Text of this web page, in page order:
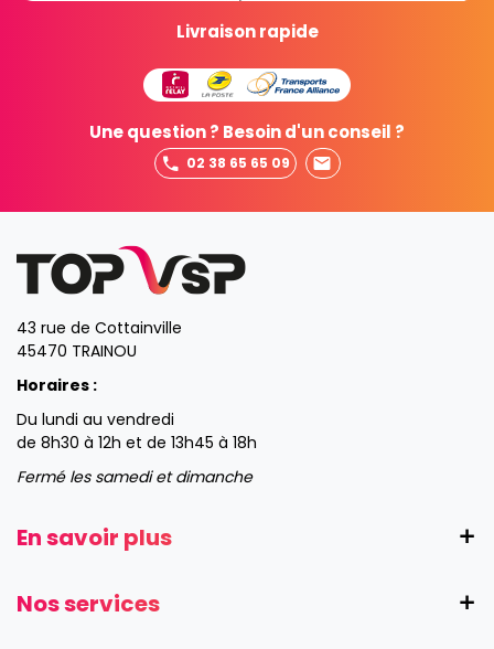
Livraison rapide
Une question ? Besoin d'un conseil ?
02 38 65 65 09
43 rue de Cottainville
45470 TRAINOU
Horaires :
Du lundi au vendredi
de 8h30 à 12h et de 13h45 à 18h
Fermé les samedi et dimanche
En savoir plus
Nos services